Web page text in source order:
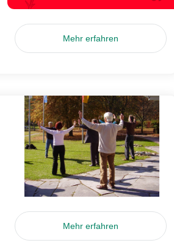
Mehr erfahren
Mehr erfahren